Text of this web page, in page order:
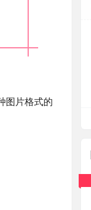
图片格式的